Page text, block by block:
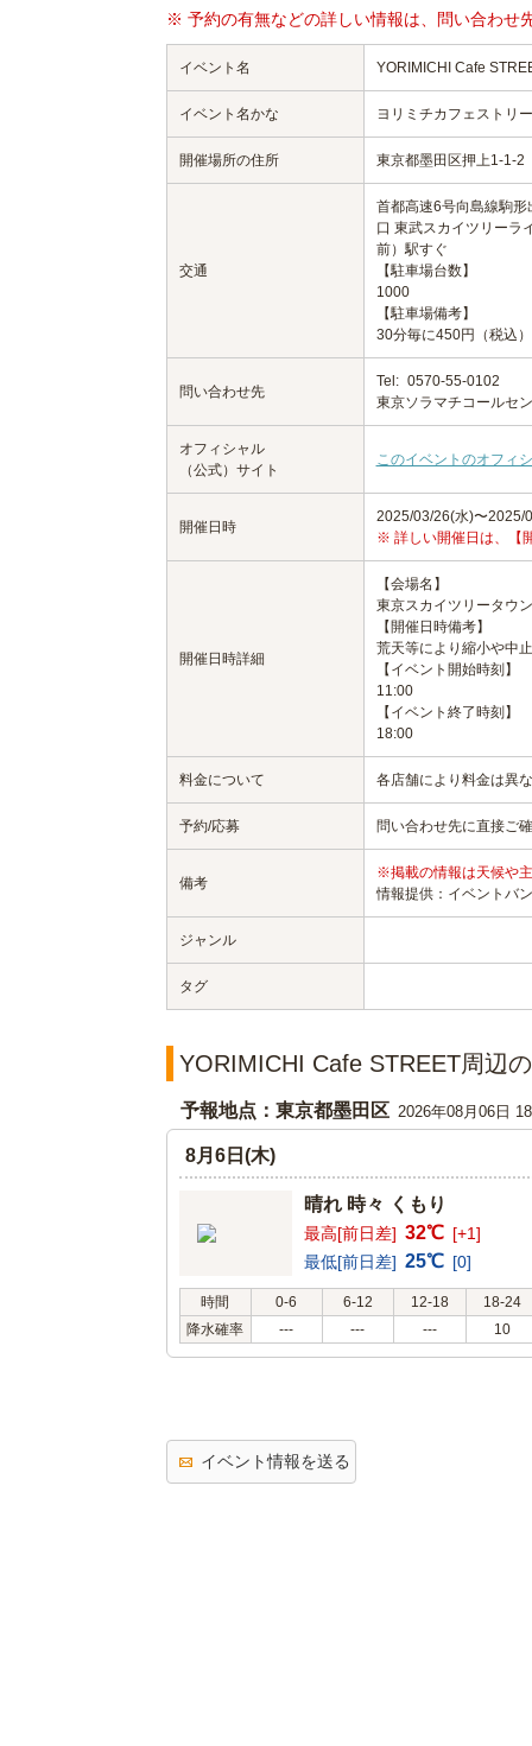
※ 予約の有無などの詳しい情報は、問い合わせ
イベント名 YORIMICHI Cafe
イベント名かな ヨリミチカフェストリ
開催場所の住所 東京都墨田区押上1-1-2
交通
首都高速6号向島線駒
口 東武スカイツリーラ
前）駅すぐ
【駐車場台数】
1000
【駐車場備考】
30分毎に450円（税込）
問い合わせ先
Tel: 0570-55-0102
東京ソラマチコールセ
オフィシャル
（公式）サイト
このイベントのオフィ
開催日時
2025/03/26(水)〜2025/
※ 詳しい開催日は、【
開催日時詳細
【会場名】
東京スカイツリータウ
【開催日時備考】
荒天等により縮小や中
【イベント開始時刻】
11:00
【イベント終了時刻】
18:00
料金について 各店舗により料金は異
予約/応募 問い合わせ先に直接ご
備考
※掲載の情報は天候や
情報提供：イベントバ
ジャンル
タグ
YORIMICHI Cafe STREET周辺
予報地点：東京都墨田区 2026年08月06日
8月6日(木)
晴れ 時々 くもり
最高[前日差] 32℃ [+1]
最低[前日差] 25℃ [0]
時間 0-6 6-12 12-18
18-24
降水確率
--- --- --- 10
イベント情報を送る